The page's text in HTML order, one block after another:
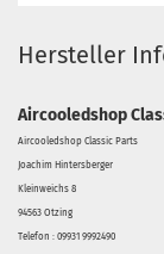
Hersteller
Aircooledshop
Aircooledshop Classic Parts
Joachim Hintersberger
Kleinweichs 8
94563 Otzing
Telefon : 09931 9992490